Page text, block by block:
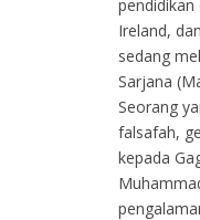
pendidikan
Ireland,
sedang
Sarjana
Seorang
falsafah,
kepada